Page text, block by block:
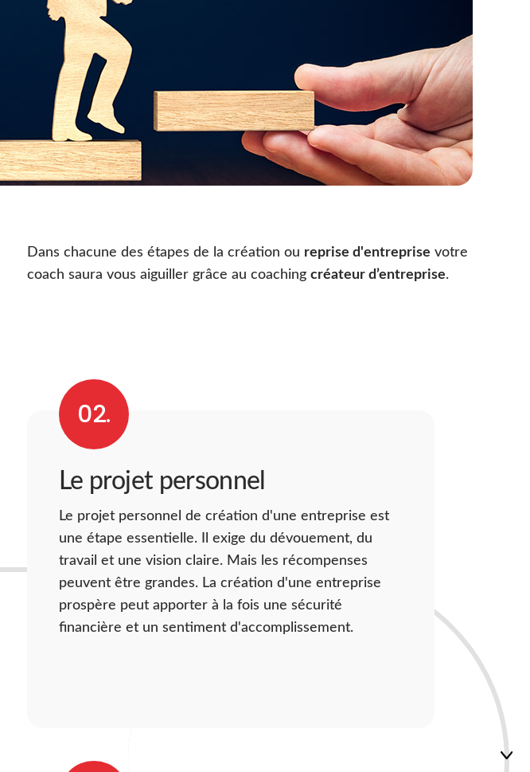
Dans chacune des étapes de la création ou reprise d'entreprise votre
coach saura vous aiguiller grâce au coaching créateur d’entreprise.
02.
Le projet personnel
Le projet personnel de création d'une entreprise est
une étape essentielle. Il exige du dévouement, du
travail et une vision claire. Mais les récompenses
peuvent être grandes. La création d'une entreprise
prospère peut apporter à la fois une sécurité
financière et un sentiment d'accomplissement.